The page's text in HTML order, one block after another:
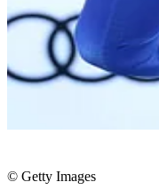
© Getty Images